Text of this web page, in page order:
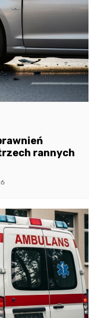
rannych